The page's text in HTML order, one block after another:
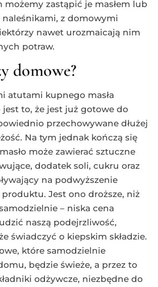
możemy zastąpić je masłem lub
naleśnikami, z domowymi
nawet urozmaicają nim
potraw.
domowe?
atutami kupnego masła
jest to, że jest już gotowe do
przechowywane dłużej
Na tym jednak kończą się
może zawierać sztuczne
dodatek soli, cukru oraz
na podwyższenie
Jest ono droższe, niż
– niska cena
naszą podejrzliwość,
świadczyć o kiepskim składzie.
które samodzielnie
będzie świeże, a przez to
odżywcze, niezbędne do